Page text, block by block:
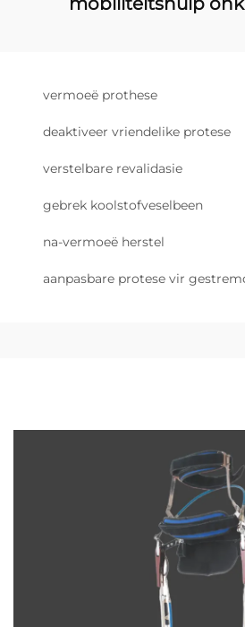
vermoeë prothese
deaktiveer vriendelike protese
verstelbare revalidasie
gebrek koolstofveselbeen
na-vermoeë herstel
aanpasbare protese vir